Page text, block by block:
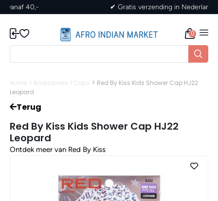
✔ Gratis verzending in Nederland vanaf 40,-
0
Home > Accessoires > Caps > Red By Kiss Kids Shower Cap HJ22
Leopard
Terug
Red By Kiss Kids Shower Cap HJ22
Leopard
Ontdek meer van Red By Kiss